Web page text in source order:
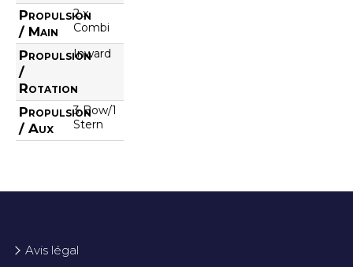
Propulsion
/ Main
2 x
Combi
Propulsion
/
Rotation
Inward
Propulsion
/ Aux
3 Bow/1
Stern
Avis légal